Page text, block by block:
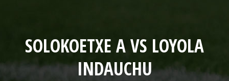
SOLOKOETXE A VS LOYOLA
INDAUCHU